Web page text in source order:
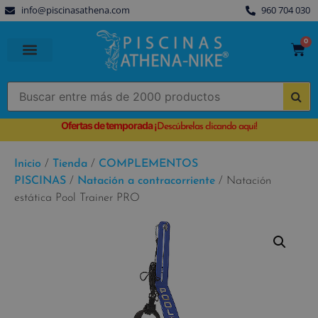
info@piscinasathena.com 960 704 030
0
Ofertas de temporada¡Descúbrelas clicando aquí!
Inicio / Tienda / COMPLEMENTOS
PISCINAS / Natación a contracorriente / Natación
estática Pool Trainer PRO